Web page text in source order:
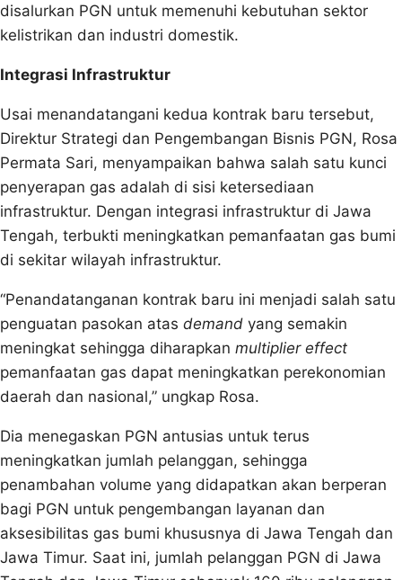
disalurkan PGN untuk memenuhi kebutuhan sektor
kelistrikan dan industri domestik.
Integrasi Infrastruktur
Usai menandatangani kedua kontrak baru tersebut,
Direktur Strategi dan Pengembangan Bisnis PGN, Rosa
Permata Sari, menyampaikan bahwa salah satu kunci
penyerapan gas adalah di sisi ketersediaan
infrastruktur. Dengan integrasi infrastruktur di Jawa
Tengah, terbukti meningkatkan pemanfaatan gas bumi
di sekitar wilayah infrastruktur.
“Penandatanganan kontrak baru ini menjadi salah satu
penguatan pasokan atas demand yang semakin
meningkat sehingga diharapkan multiplier effect
pemanfaatan gas dapat meningkatkan perekonomian
daerah dan nasional,” ungkap Rosa.
Dia menegaskan PGN antusias untuk terus
meningkatkan jumlah pelanggan, sehingga
penambahan volume yang didapatkan akan berperan
bagi PGN untuk pengembangan layanan dan
aksesibilitas gas bumi khususnya di Jawa Tengah dan
Jawa Timur. Saat ini, jumlah pelanggan PGN di Jawa